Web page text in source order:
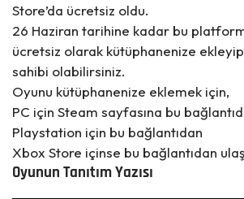
Store’da ücretsiz oldu.
26 Haziran tarihine kadar bu
ücretsiz olarak kütüphanenize
sahibi olabilirsiniz.
Oyunu kütüphanenize eklemek için,
PC için Steam sayfasına bu
Playstation için bu bağlantıdan
Xbox Store içinse bu bağlantıdan
Oyunun Tanıtım Yazısı